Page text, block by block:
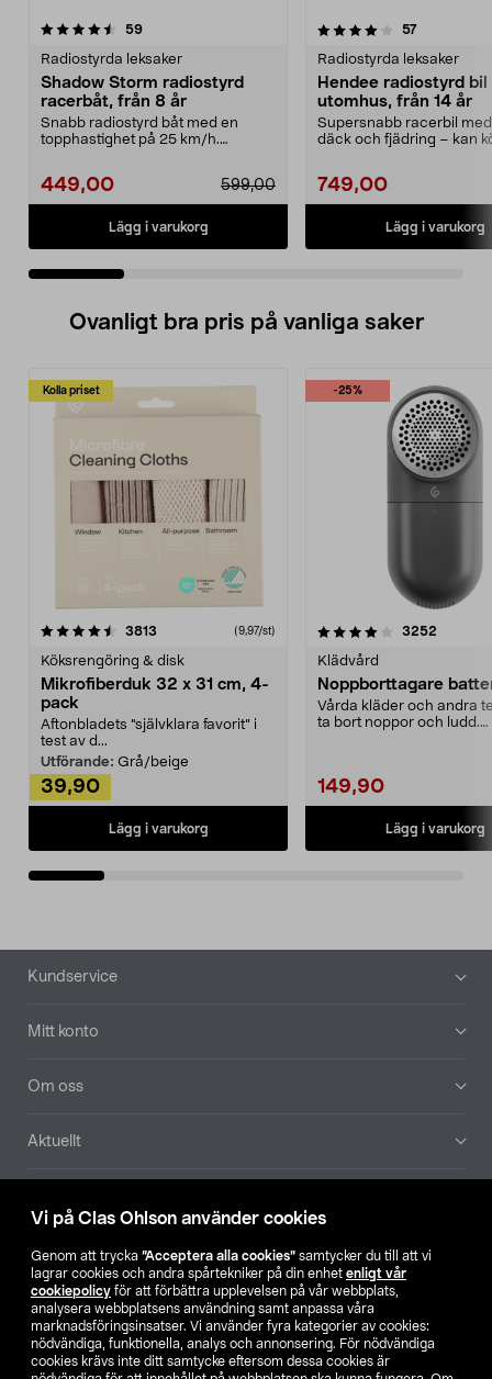
Vi på Clas Ohlson använder cookies
Genom att trycka ”Acceptera alla cookies” samtycker du till att vi
lagrar cookies och andra spårtekniker på din enhet enligt vår
cookiepolicy för att förbättra upplevelsen på vår webbplats,
analysera webbplatsens användning samt anpassa våra
marknadsföringsinsatser. Vi använder fyra kategorier av cookies:
nödvändiga, funktionella, analys och annonsering. För nödvändiga
cookies krävs inte ditt samtycke eftersom dessa cookies är
59recensioner
Radiostyrda leksaker
Shadow Storm radiostyrd
racerbåt, från 8 år
Snabb radiostyrd båt med en
topphastighet på 25 km/h.
449,00 599,00
Lägg i varukorg
4.0 av 5 stjärnor 57recensioner
Radiostyrda leksaker
Hendee radiostyrd bil
utomhus, från 14 år
Supersnabb racerbil
däck och fjädring – kan
749,00
Lägg i varukorg
4.0 av 5 stjärnor
Ovanligt bra pris på vanliga saker
Kolla priset
3813 (9,97/st)
Köksrengöring & disk
Mikrofiberduk 32 x 31 cm, 4-
pack
Aftonbladets "självklara favorit” i
test av d...
Utförande: Grå/beige
39,90
Lägg i varukorg
-25%
4.0av 5 stjärnor 3252
Klädvård
Noppborttagare
Vårda kläder och andra
ta bort noppor och ludd.
149,90
Lägg i varukorg
4.5av 5 stjärnor
Sidfot
Kundservice
Mitt konto
Om oss
Aktuellt
Hitta butik
SE NO FI